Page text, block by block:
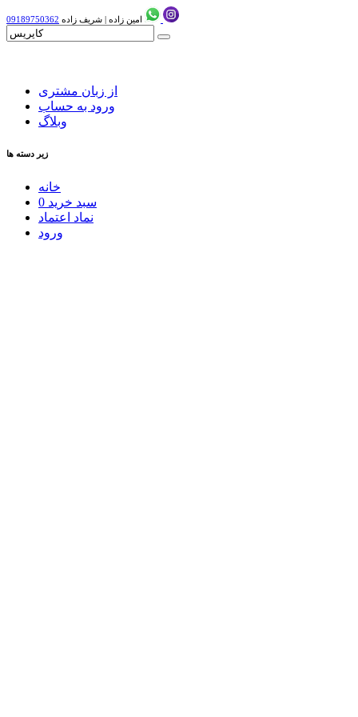
09189750362 امین زاده | شریف زاده
از زبان مشتری
ورود به حساب
وبلاگ
زیر دسته ها
خانه
0 سبد خرید
نماد اعتماد
ورود